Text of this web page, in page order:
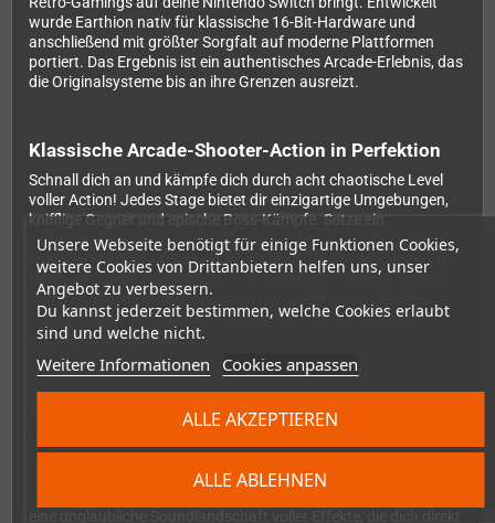
Unsere Webseite benötigt für einige Funktionen Cookies,
weitere Cookies von Drittanbietern helfen uns, unser
Angebot zu verbessern.
Du kannst jederzeit bestimmen, welche Cookies erlaubt
sind und welche nicht.
Weitere Informationen Cookies anpassen
ALLE ABLEHNEN
ALLE AKZEPTIEREN
wurde Earthion nativ für klassische 16-Bit-Hardware und
anschließend mit größter Sorgfalt auf moderne Plattformen
portiert. Das Ergebnis ist ein authentisches Arcade-Erlebnis, das
die Originalsysteme bis an ihre Grenzen ausreizt.
Klassische Arcade-Shooter-Action in Perfektion
Schnall dich an und kämpfe dich durch acht chaotische Level
voller Action! Jedes Stage bietet dir einzigartige Umgebungen,
knifflige Gegner und epische Boss-Kämpfe. Setze ein
verheerendes Arsenal an Waffen ein und meistere das Spiel im
knallharten Hotshot-Schwierigkeitsgrad. Im Challenge-Modus
kannst du deine Fähigkeiten noch weiter unter Beweis stellen
und dich in den Online-Ranglisten mit Spielern aus aller Welt
messen. Das Level-Passwort-System ermöglicht dir dabei
flexibles Weiterspielen.
Soundkulisse von Yuzo Koshiro höchstpersönlich
renommiertesten Komponisten der 16-Bit-Ära: Yuzo Koshiro,
bekannt durch seine Arbeit an Streets of Rage 2 und vielen